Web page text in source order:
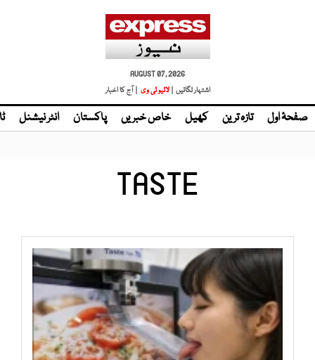
AUGUST 07, 2026
اشتہار لگائیں | لائیو ٹی وی | آج کا اخبار
صفحۂ اول تازہ ترین کھیل خاص خبریں پاکستان انٹر نیشنل
TASTE